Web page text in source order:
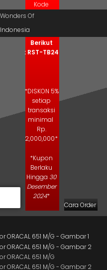
Of
Kode
Kupon
Salin Kode
Berikut
: RST-TB24
*DISKON 5%
setiap
transaksi
minimal
Rp.
2,000,000*
*Kupon
Berlaku
Hingga 30
Desember
2024*
Cara Order